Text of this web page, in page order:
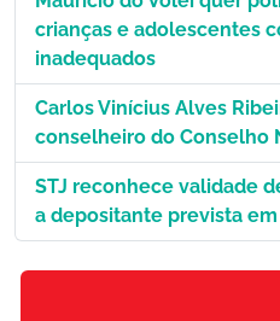
crianças e adolescentes
inadequados
Carlos Vinícius Alves
conselheiro do Conselho
STJ reconhece validade
a depositante prevista